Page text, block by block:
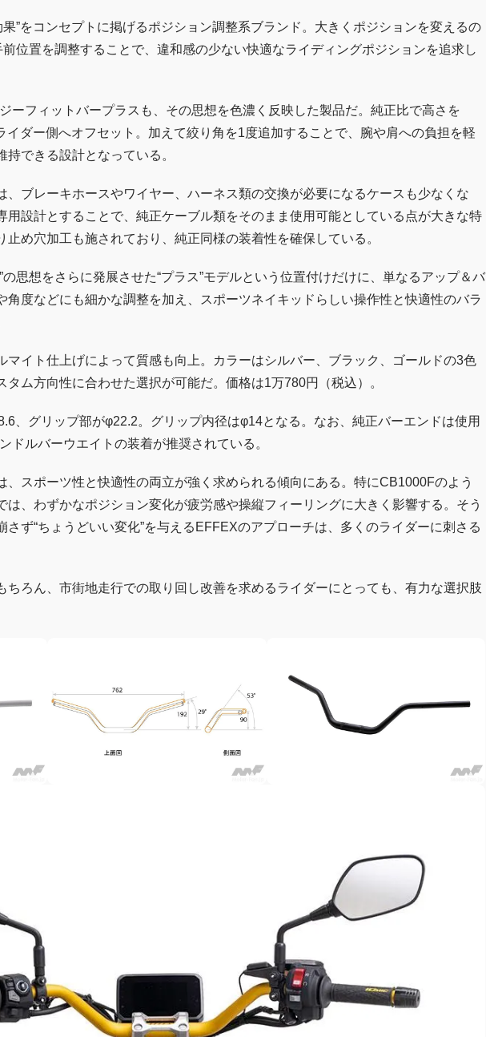
”をコンセプトに掲げるポジション調整系ブランド。大きくポジションを変えるの
前位置を調整することで、違和感の少ない快適なライディングポジションを追求し
ーフィットバープラスも、その思想を色濃く反映した製品だ。純正比で高さを
イダー側へオフセット。加えて絞り角を1度追加することで、腕や肩への負担を軽
できる設計となっている。
、ブレーキホースやワイヤー、ハーネス類の交換が必要になるケースも少なくな
用設計とすることで、純正ケーブル類をそのまま使用可能としている点が大きな特
め穴加工も施されており、純正同様の装着性を確保している。
の思想をさらに発展させた“プラス”モデルという位置付けだけに、単なるアップ＆バ
角度などにも細かな調整を加え、スポーツネイキッドらしい操作性と快適性のバラ
マイト仕上げによって質感も向上。カラーはシルバー、ブラック、ゴールドの3色
タム方向性に合わせた選択が可能だ。価格は1万780円（税込）。
、グリップ部がφ22.2。グリップ内径はφ14となる。なお、純正バーエンドは使用
ドルバーウエイトの装着が推奨されている。
、スポーツ性と快適性の両立が強く求められる傾向にある。特にCB1000Fのよう
は、わずかなポジション変化が疲労感や操縦フィーリングに大きく影響する。そう
さず“ちょうどいい変化”を与えるEFFEXのアプローチは、多くのライダーに刺さる
ちろん、市街地走行での取り回し改善を求めるライダーにとっても、有力な選択肢